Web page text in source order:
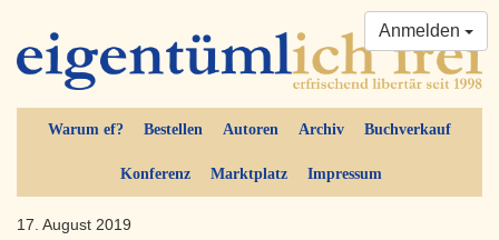
Warum ef? Bestellen Autoren Archiv Buchverkauf
Konferenz Marktplatz Impressum
Anmelden
17. August 2019